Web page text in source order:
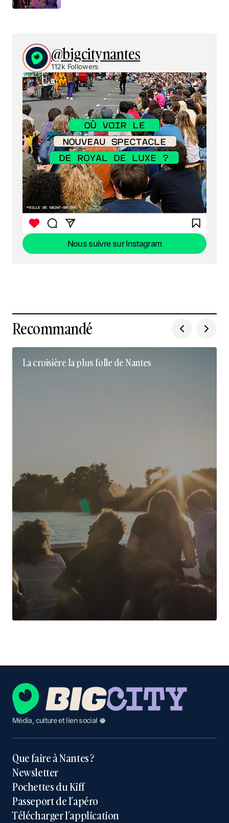
@bigcitynantes
112k Followers
Nous suivre sur Instagram
Recommandé
La croisière la plus folle de Nantes
Média, culture et lien social 🥥
Que faire à Nantes ?
Newsletter
Pochettes du Kiff
Passeport de l’apéro
Télécharger l’application